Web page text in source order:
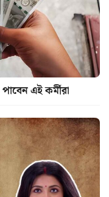
এই কর্মীরা